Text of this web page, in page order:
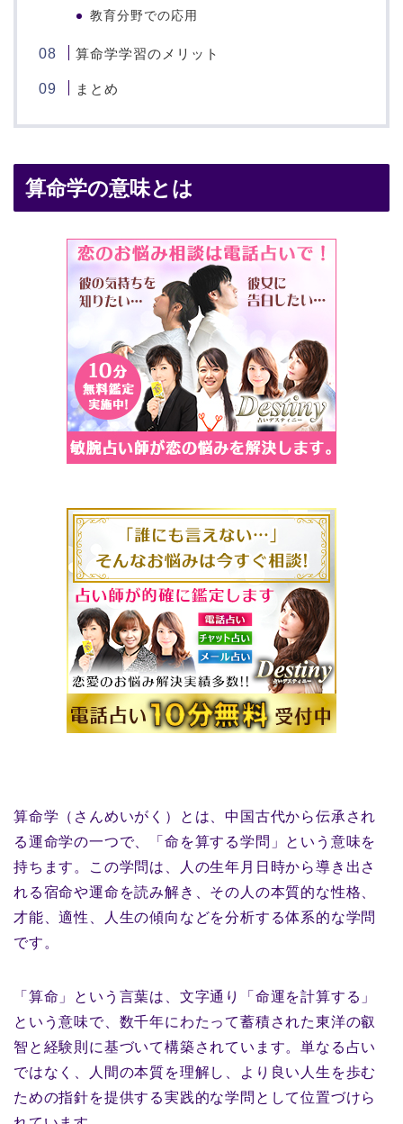
教育分野での応用
算命学学習のメリット
まとめ
算命学の意味とは
算命学（さんめいがく）とは、中国古代から伝承され
る運命学の一つで、「命を算する学問」という意味を
持ちます。この学問は、人の生年月日時から導き出さ
れる宿命や運命を読み解き、その人の本質的な性格、
才能、適性、人生の傾向などを分析する体系的な学問
です。
「算命」という言葉は、文字通り「命運を計算する」
という意味で、数千年にわたって蓄積された東洋の叡
智と経験則に基づいて構築されています。単なる占い
ではなく、人間の本質を理解し、より良い人生を歩む
ための指針を提供する実践的な学問として位置づけら